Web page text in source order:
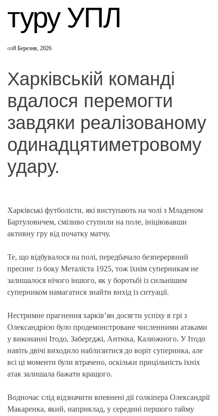
туру УПЛ
on8 Березня, 2026
Харківській команді
вдалося перемогти
завдяки реалізованому
одинадцятиметровому
удару.
Харківські футболісти, які виступають на чолі з Младеном
Бартуловичем, сміливо ступили на поле, ініціювавши
активну гру від початку матчу.
Те, що відбувалося на полі, передбачало безперервний
пресинг із боку Металіста 1925, тож їхнім суперникам не
залишалося нічого іншого, як у боротьбі із сильнішим
суперником намагатися знайти вихід із ситуації.
Нестримне прагнення харків’ян досягти успіху в грі з
Олександрією було продемонстроване численними атаками
у виконанні Ітодо, Забергджі, Антюха, Калюжного. У Ітодо
навіть двічі виходило наблизитися до воріт суперника, але
всі ці моменти були втрачено, оскільки прицільність їхніх
атак залишала бажати кращого.
Водночас слід відзначити впевнені дії голкіпера Олександрії
Макаренка, який, наприклад, у середині першого тайму